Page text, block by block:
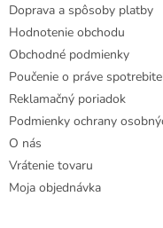
Doprava a spôsoby platby
Hodnotenie obchodu
Obchodné podmienky
Poučenie o práve
Reklamačný poriadok
Podmienky ochrany
O nás
Vrátenie tovaru
Moja objednávka